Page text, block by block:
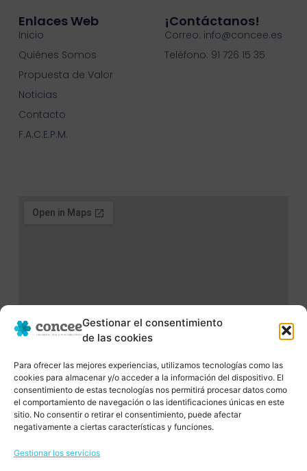
Gestionar el consentimiento
de las cookies
Para ofrecer las mejores experiencias, utilizamos tecnologías como las
cookies para almacenar y/o acceder a la información del dispositivo. El
consentimiento de estas tecnologías nos permitirá procesar datos como
el comportamiento de navegación o las identificaciones únicas en este
sitio. No consentir o retirar el consentimiento, puede afectar
negativamente a ciertas características y funciones.
Gestionar los servicios
Enlaces Web
Inicio
Quiénes Somos
Propuesta de Valor
Noticias
Contacto
F.A.C.E.P.M.
¡contáctanos!
Correo: info@concee.es
Teléfono: 91 726 15 35